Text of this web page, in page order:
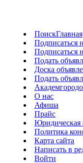
ПоискГлавная
Подписаться
Подписаться
Подать
Доска
Подать
О нас
Афиша
Прайс
Юридическая
Политика
Карта сайта
Написать в
Войти